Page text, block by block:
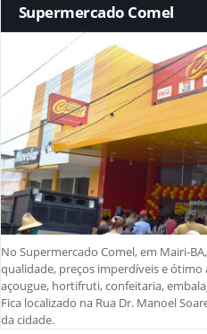
Supermercado Comel
No Supermercado Comel, em Mairi-
qualidade, preços imperdíveis e
açougue, hortifruti, confeitaria,
Fica localizado na Rua Dr. Manoel
da cidade.